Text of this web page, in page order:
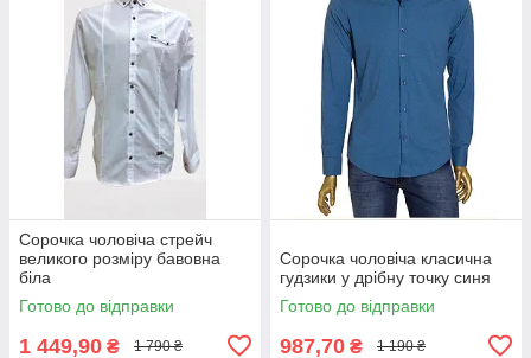
Сорочка чоловіча стрейч
великого розміру бавовна
біла
Готово до відправки
1 449,90 ₴ 1 790 ₴
Сорочка чоловіча класична
гудзики у дрібну точку синя
Готово до відправки
987,70 ₴ 1 190 ₴